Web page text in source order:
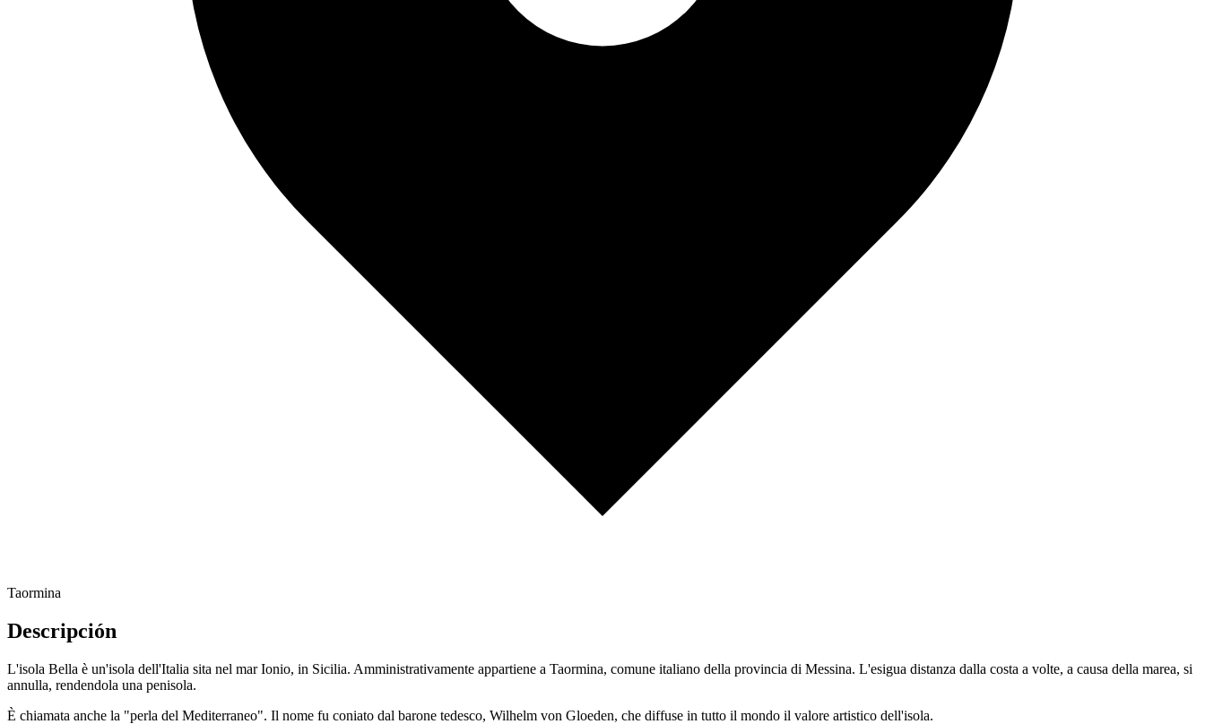
Taormina
Descripción
L'isola Bella è un'isola dell'Italia sita nel mar Ionio, in Sicilia. Amministrativamente appartiene a Taormina, comune italiano della provincia di Messina. L'esigua distanza dalla costa a volte, a causa della marea, si
annulla, rendendola una penisola.
È chiamata anche la "perla del Mediterraneo". Il nome fu coniato dal barone tedesco, Wilhelm von Gloeden, che diffuse in tutto il mondo il valore artistico dell'isola.